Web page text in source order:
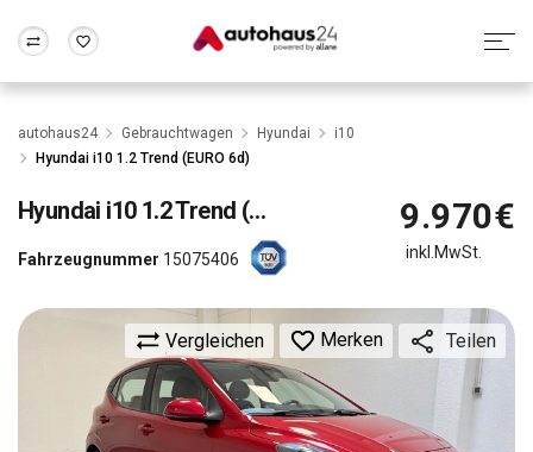
Zum Antrag
Wir bewerten dein Auto
Alle Fragen & Antworten
Rund um die Inzahlungnahme
Frankfurt Wuppertal
autohaus24 Gebrauchtwagen Hyundai
i10
Hyundai i10 1.2 Trend (EURO 6d)
Hyundai i10 1.2 Trend (EURO 6d)
Fahrzeugnummer 15075406
Vergleichen Merken Teilen
9.970€
inkl.MwSt.